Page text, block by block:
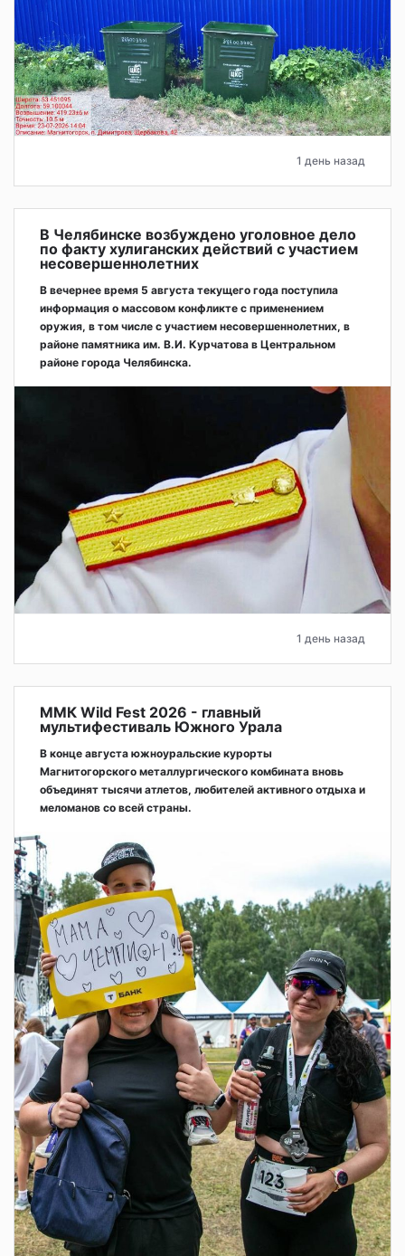
1 день назад
В Челябинске возбуждено уголовное дело
по факту хулиганских действий с участием
несовершеннолетних
В вечернее время 5 августа текущего года поступила
информация о массовом конфликте с применением
оружия, в том числе с участием несовершеннолетних, в
районе памятника им. В.И. Курчатова в Центральном
районе города Челябинска.
1 день назад
ММК Wild Fest 2026 - главный
мультифестиваль Южного Урала
В конце августа южноуральские курорты
Магнитогорского металлургического комбината вновь
объединят тысячи атлетов, любителей активного отдыха и
меломанов со всей страны.